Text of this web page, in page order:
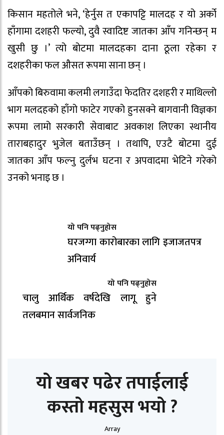
किसान महतोले भने, ‘हेर्नुस त एकापट्टि मालदह र यो अर्को
हाँगामा दशहरी फल्यो, दुवै स्वादिष्ट जातका आँप गनिन्छन् म
खुसी छु ।’ त्यो बोटमा मालदहका दाना ठूला रहेका र
दशहरीका फल औसत रूपमा साना छन् ।
आँपको बिरुवामा कलमी लगाउँदा फेदतिर दशहरी र माथिल्लो
भाग मलदहको हाँगो फाटेर गएको हुनसक्ने बागवानी विज्ञका
रूपमा लामो सरकारी सेवाबाट अवकाश लिएका स्थानीय
ताराबहादुर भुजेल बताउँछन् । तथापि, एउटै बोटमा दुई
जातका आँप फल्नु दुर्लभ घटना र अपवादमा भेटिने गरेको
उनको भनाइ छ ।
यो पनि पढ्नुहोस
घरजग्गा कारोबारका लागि इजाजतपत्र
अनिवार्य
यो पनि पढ्नुहोस
चालु आर्थिक वर्षदेखि लागू हुने
तलबमान सार्वजनिक
यो खबर पढेर तपाईलाई
कस्तो महसुस भयो ?
Array